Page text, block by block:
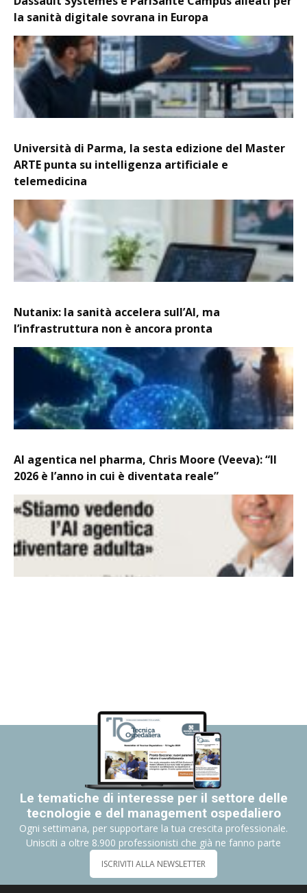
la sanità digitale sovrana in Europa
Università di Parma, la sesta edizione del Master
ARTE punta su intelligenza artificiale e
telemedicina
Nutanix: la sanità accelera sull’AI, ma
l’infrastruttura non è ancora pronta
AI agentica nel pharma, Chris Moore (Veeva): “Il
2026 è l’anno in cui è diventata reale”
Le tematiche di interesse per il settore delle
tecnologie e del management ospedaliero
Ogni settimana, per supportare la tua crescita professionale.
Unisciti a oltre 8.900 professionisti che già ne fanno parte
ISCRIVITI ALLA NEWSLETTER